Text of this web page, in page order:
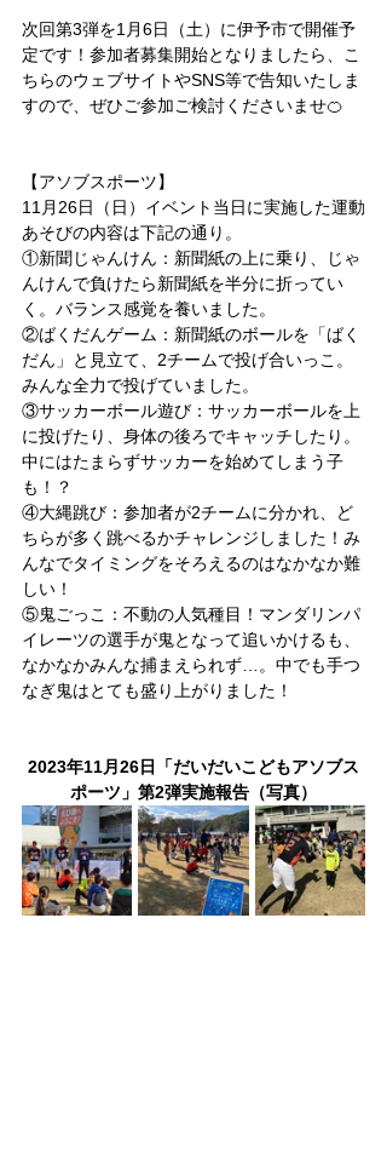
次回第3弾を1月6日（土）に伊予市で開催予
定です！参加者募集開始となりましたら、こ
ちらのウェブサイトやSNS等で告知いたしま
すので、ぜひご参加ご検討くださいませ🍊
【アソブスポーツ】
11月26日（日）イベント当日に実施した運動
あそびの内容は下記の通り。
①新聞じゃんけん：新聞紙の上に乗り、じゃ
んけんで負けたら新聞紙を半分に折ってい
く。バランス感覚を養いました。
②ばくだんゲーム：新聞紙のボールを「ばく
だん」と見立て、2チームで投げ合いっこ。
みんな全力で投げていました。
③サッカーボール遊び：サッカーボールを上
に投げたり、身体の後ろでキャッチしたり。
中にはたまらずサッカーを始めてしまう子
も！？
④大縄跳び：参加者が2チームに分かれ、ど
ちらが多く跳べるかチャレンジしました！み
んなでタイミングをそろえるのはなかなか難
しい！
⑤鬼ごっこ：不動の人気種目！マンダリンパ
イレーツの選手が鬼となって追いかけるも、
なかなかみんな捕まえられず…。中でも手つ
なぎ鬼はとても盛り上がりました！
2023年11月26日「だいだいこどもアソブス
ポーツ」第2弾実施報告（写真）